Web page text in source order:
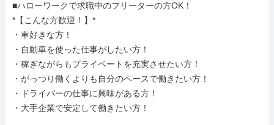
■ハローワークで求職中のフリーターの方OK！
*【こんな方歓迎！】*
・車好きな方！
・自動車を使った仕事がしたい方！
・稼ぎながらもプライベートを充実させたい方！
・がっつり働くよりも自分のペースで働きたい方！
・ドライバーの仕事に興味がある方！
・大手企業で安定して働きたい方！